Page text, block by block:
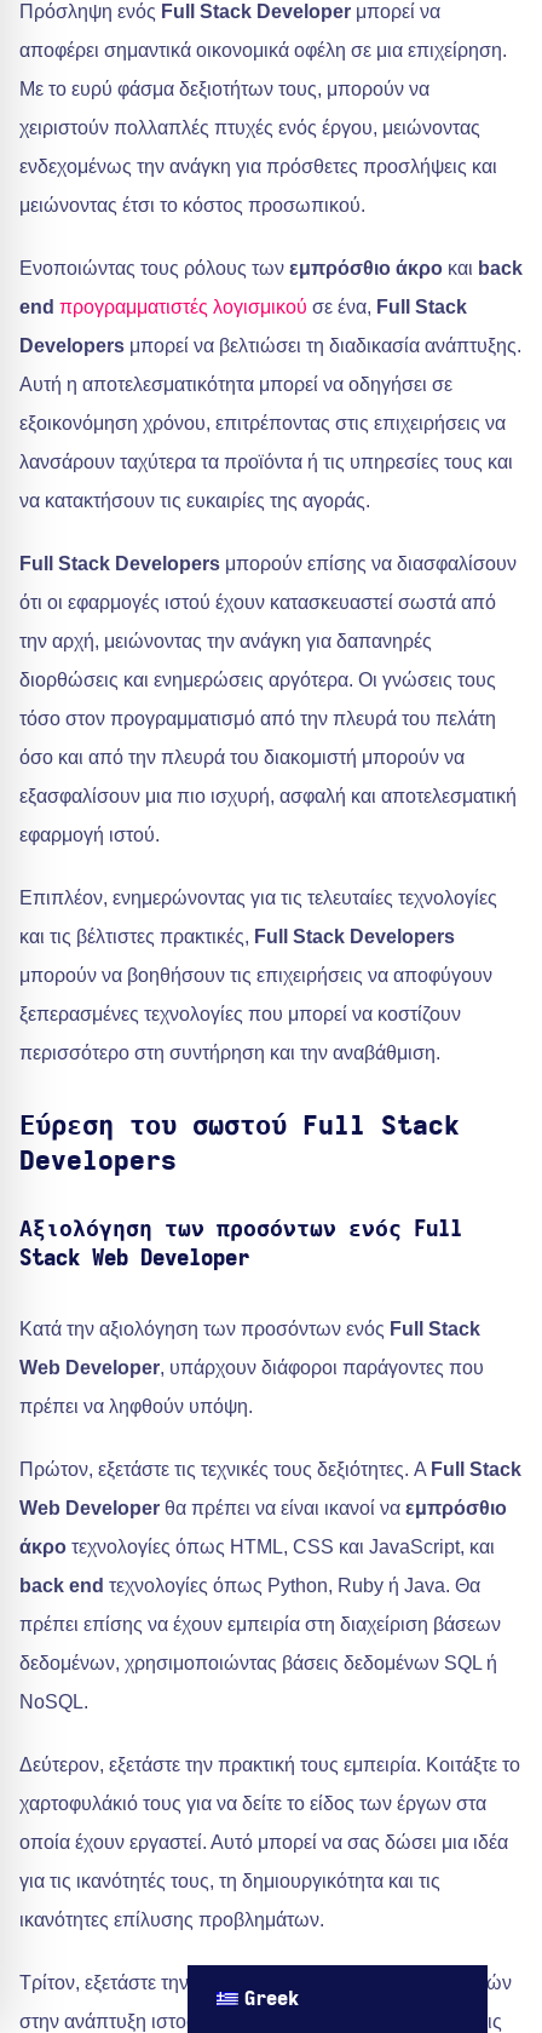
Πρόσληψη ενός Full Stack Developer μπορεί να
αποφέρει σημαντικά οικονομικά οφέλη σε μια επιχείρηση.
Με το ευρύ φάσμα δεξιοτήτων τους, μπορούν να
χειριστούν πολλαπλές πτυχές ενός έργου, μειώνοντας
ενδεχομένως την ανάγκη για πρόσθετες προσλήψεις και
μειώνοντας έτσι το κόστος προσωπικού.
Ενοποιώντας τους ρόλους των εμπρόσθιο άκρο και back
end προγραμματιστές λογισμικού σε ένα, Full Stack
Developers μπορεί να βελτιώσει τη διαδικασία ανάπτυξης.
Αυτή η αποτελεσματικότητα μπορεί να οδηγήσει σε
εξοικονόμηση χρόνου, επιτρέποντας στις επιχειρήσεις να
λανσάρουν ταχύτερα τα προϊόντα ή τις υπηρεσίες τους και
να κατακτήσουν τις ευκαιρίες της αγοράς.
Full Stack Developers μπορούν επίσης να διασφαλίσουν
ότι οι εφαρμογές ιστού έχουν κατασκευαστεί σωστά από
την αρχή, μειώνοντας την ανάγκη για δαπανηρές
διορθώσεις και ενημερώσεις αργότερα. Οι γνώσεις τους
τόσο στον προγραμματισμό από την πλευρά του πελάτη
όσο και από την πλευρά του διακομιστή μπορούν να
εξασφαλίσουν μια πιο ισχυρή, ασφαλή και αποτελεσματική
εφαρμογή ιστού.
Επιπλέον, ενημερώνοντας για τις τελευταίες τεχνολογίες
και τις βέλτιστες πρακτικές, Full Stack Developers
μπορούν να βοηθήσουν τις επιχειρήσεις να αποφύγουν
ξεπερασμένες τεχνολογίες που μπορεί να κοστίζουν
περισσότερο στη συντήρηση και την αναβάθμιση.
Εύρεση του σωστού Full Stack
Developers
Αξιολόγηση των προσόντων ενός Full
Stack Web Developer
Κατά την αξιολόγηση των προσόντων ενός Full Stack
Web Developer, υπάρχουν διάφοροι παράγοντες που
πρέπει να ληφθούν υπόψη.
Πρώτον, εξετάστε τις τεχνικές τους δεξιότητες. A Full Stack
Web Developer θα πρέπει να είναι ικανοί να εμπρόσθιο
άκρο τεχνολογίες όπως HTML, CSS και JavaScript, και
back end τεχνολογίες όπως Python, Ruby ή Java. Θα
πρέπει επίσης να έχουν εμπειρία στη διαχείριση βάσεων
δεδομένων, χρησιμοποιώντας βάσεις δεδομένων SQL ή
NoSQL.
Δεύτερον, εξετάστε την πρακτική τους εμπειρία. Κοιτάξτε το
χαρτοφυλάκιό τους για να δείτε το είδος των έργων στα
οποία έχουν εργαστεί. Αυτό μπορεί να σας δώσει μια ιδέα
για τις ικανότητές τους, τη δημιουργικότητα και τις
ικανότητες επίλυσης προβλημάτων.
Τρίτον, εξετάστε την κατανόηση των βέλτιστων πρακτικών
στην ανάπτυξη ιστοσελίδων. Αυτό περιλαμβάνει γνώσεις
Greek